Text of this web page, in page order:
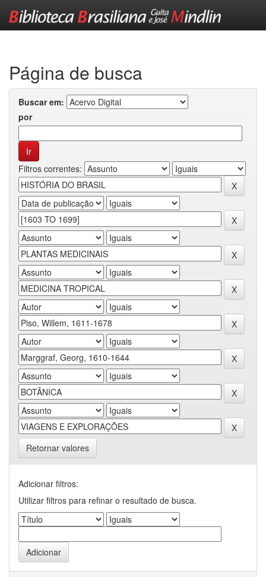
Página de busca
Buscar em:
por
Filtros correntes:
Retornar valores
Adicionar filtros:
Utilizar filtros para refinar o resultado de busca.